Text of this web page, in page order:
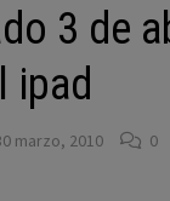
3 de
ipad
marzo, 2010 0